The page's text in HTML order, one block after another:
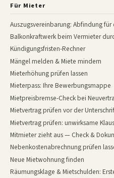
Für Mieter
Auszugsvereinbarung: Abfindung für
Balkonkraftwerk beim Vermieter
Kündigungsfristen-Rechner
Mängel melden & Miete mindern
Mieterhöhung prüfen lassen
Mieterpass: Ihre Bewerbungsmappe
Mietpreisbremse-Check bei
Mietvertrag prüfen vor der
Mietvertrag prüfen: unwirksame
Mitmieter zieht aus — Check &
Nebenkostenabrechnung prüfen
Neue Mietwohnung finden
Räumungsklage & Mietschulden: